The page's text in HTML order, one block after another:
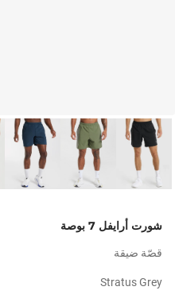
شورت أرايفل 7 بوصة
قصّة ضيقة
Stratus Grey